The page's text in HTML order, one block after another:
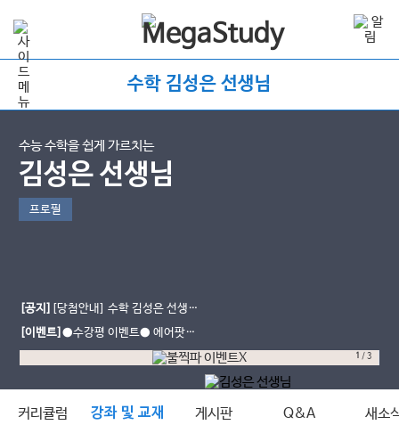
수학 김성은 선생님
수능 수학을 쉽게 가르치는
김성은 선생님
프로필
[공지] [당첨안내] 수학 김성은 선생님
수강평 이벤트
[이벤트]●수강평 이벤트● 에어팟끼
고, 불꽃양말 신고 수능 슈퍼초대박!
1 /3
커리큘럼 강좌 및 교재 게시판 Q&A 새소